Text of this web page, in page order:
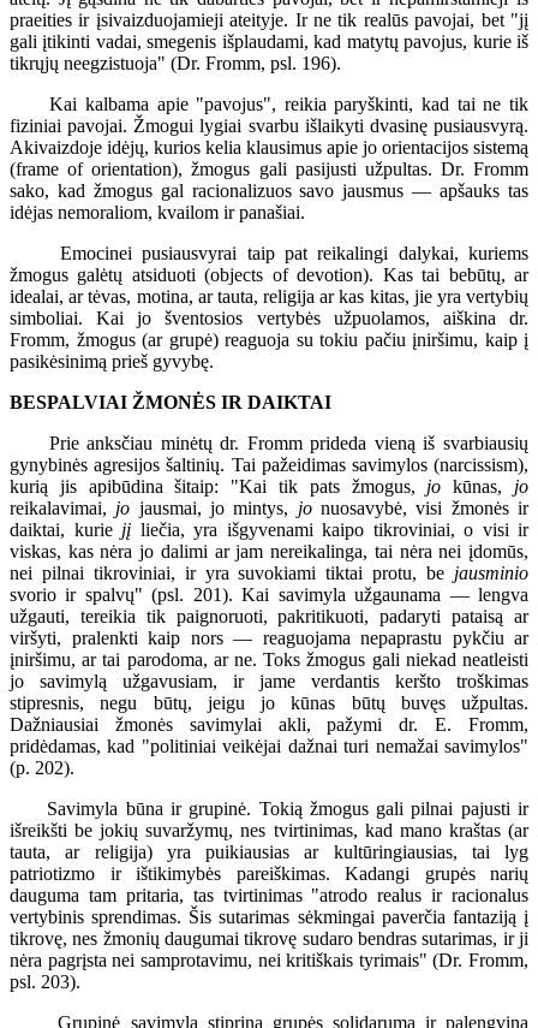
praeities ir įsivaizduojamieji ateityje. Ir ne tik realūs pavojai, bet "jį
gali įtikinti vadai, smegenis išplaudami, kad matytų pavojus, kurie iš
tikrųjų neegzistuoja" (Dr. Fromm, psl. 196).
Kai kalbama apie "pavojus", reikia paryškinti, kad tai ne tik
fiziniai pavojai. Žmogui lygiai svarbu išlaikyti dvasinę pusiausvyrą.
Akivaizdoje idėjų, kurios kelia klausimus apie jo orientacijos sistemą
(frame of orientation), žmogus gali pasijusti užpultas. Dr. Fromm
sako, kad žmogus gal racionalizuos savo jausmus — apšauks tas
idėjas nemoraliom, kvailom ir panašiai.
Emocinei pusiausvyrai taip pat reikalingi dalykai, kuriems
žmogus galėtų atsiduoti (objects of devotion). Kas tai bebūtų, ar
idealai, ar tėvas, motina, ar tauta, religija ar kas kitas, jie yra vertybių
simboliai. Kai jo šventosios vertybės užpuolamos, aiškina dr.
Fromm, žmogus (ar grupė) reaguoja su tokiu pačiu įniršimu, kaip į
pasikėsinimą prieš gyvybę.
BESPALVIAI ŽMONĖS IR DAIKTAI
Prie anksčiau minėtų dr. Fromm prideda vieną iš svarbiausių
gynybinės agresijos šaltinių. Tai pažeidimas savimylos (narcissism),
kurią jis apibūdina šitaip: "Kai tik pats žmogus, jo kūnas, jo
reikalavimai, jo jausmai, jo mintys, jonuosavybė, visi žmonės ir
daiktai, kurie jį liečia, yra išgyvenami kaipo tikroviniai, o visi ir
viskas, kas nėra jo dalimi ar jam nereikalinga, tai nėra nei įdomūs,
nei pilnai tikroviniai, ir yra suvokiami tiktai protu, be jausminio
svorio ir spalvų" (psl. 201). Kai savimyla užgaunama — lengva
užgauti, tereikia tik paignoruoti, pakritikuoti, padaryti pataisą ar
viršyti, pralenkti kaip nors — reaguojama nepaprastu pykčiu ar
įniršimu, ar tai parodoma, ar ne. Toks žmogus gali niekad neatleisti
jo savimylą užgavusiam, ir jame verdantis keršto troškimas
stipresnis, negu būtų, jeigu jo kūnas būtų buvęs užpultas.
Dažniausiai žmonės savimylai akli, pažymi dr. E. Fromm,
pridėdamas, kad "politiniai veikėjai dažnai turi nemažai savimylos"
(p. 202).
Savimyla būna ir grupinė. Tokią žmogus gali pilnai pajusti ir
išreikšti be jokių suvaržymų, nes tvirtinimas, kad mano kraštas (ar
tauta, ar religija) yra puikiausias ar kultūringiausias, tai lyg
patriotizmo ir ištikimybės pareiškimas. Kadangi grupės narių
dauguma tam pritaria, tas tvirtinimas "atrodo realus ir racionalus
vertybinis sprendimas. Šis sutarimas sėkmingai paverčia fantaziją į
tikrovę, nes žmonių daugumai tikrovę sudaro bendras sutarimas, ir ji
nėra pagrįsta nei samprotavimu, nei kritiškais tyrimais" (Dr. Fromm,
psl. 203).
Grupinė savimyla stiprina grupės solidarumą ir palengvina